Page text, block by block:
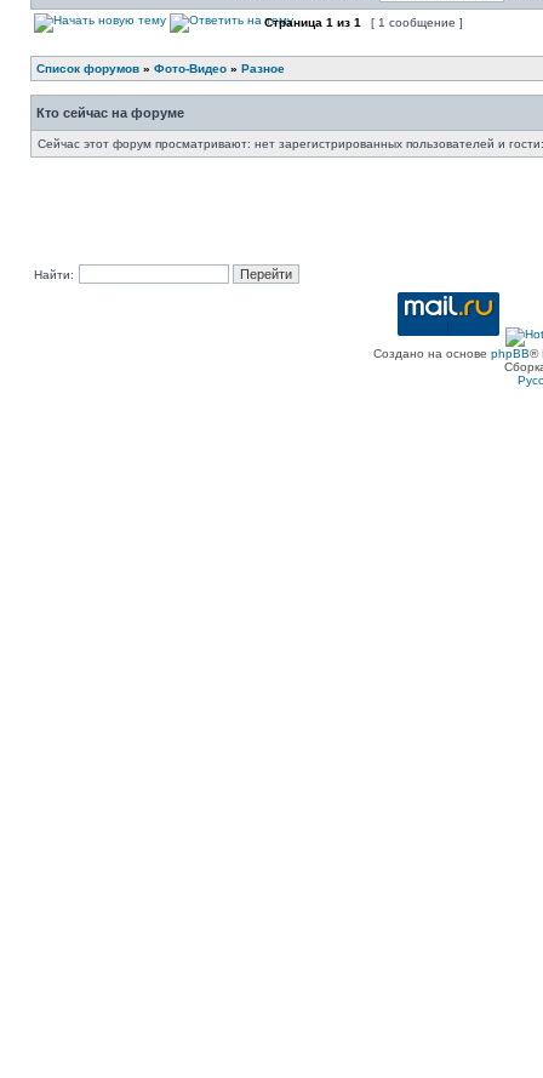
Страница 1 из 1 [ 1 сообщение ]
Список форумов » Фото-Видео » Разное
Кто сейчас на форуме
Сейчас этот форум просматривают: нет зарегистрированных пользователей и
Найти:
Создано на основе phpBB®